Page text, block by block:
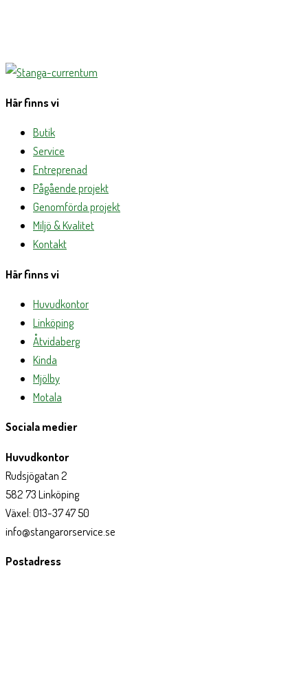
Här finns vi
Butik
Service
Entreprenad
Pågående projekt
Genomförda projekt
Miljö & Kvalitet
Kontakt
Här finns vi
Huvudkontor
Linköping
Åtvidaberg
Kinda
Mjölby
Motala
Sociala medier
Huvudkontor
Rudsjögatan 2
582 73 Linköping
Växel: 013-37 47 50
info@stangarorservice.se
Postadress